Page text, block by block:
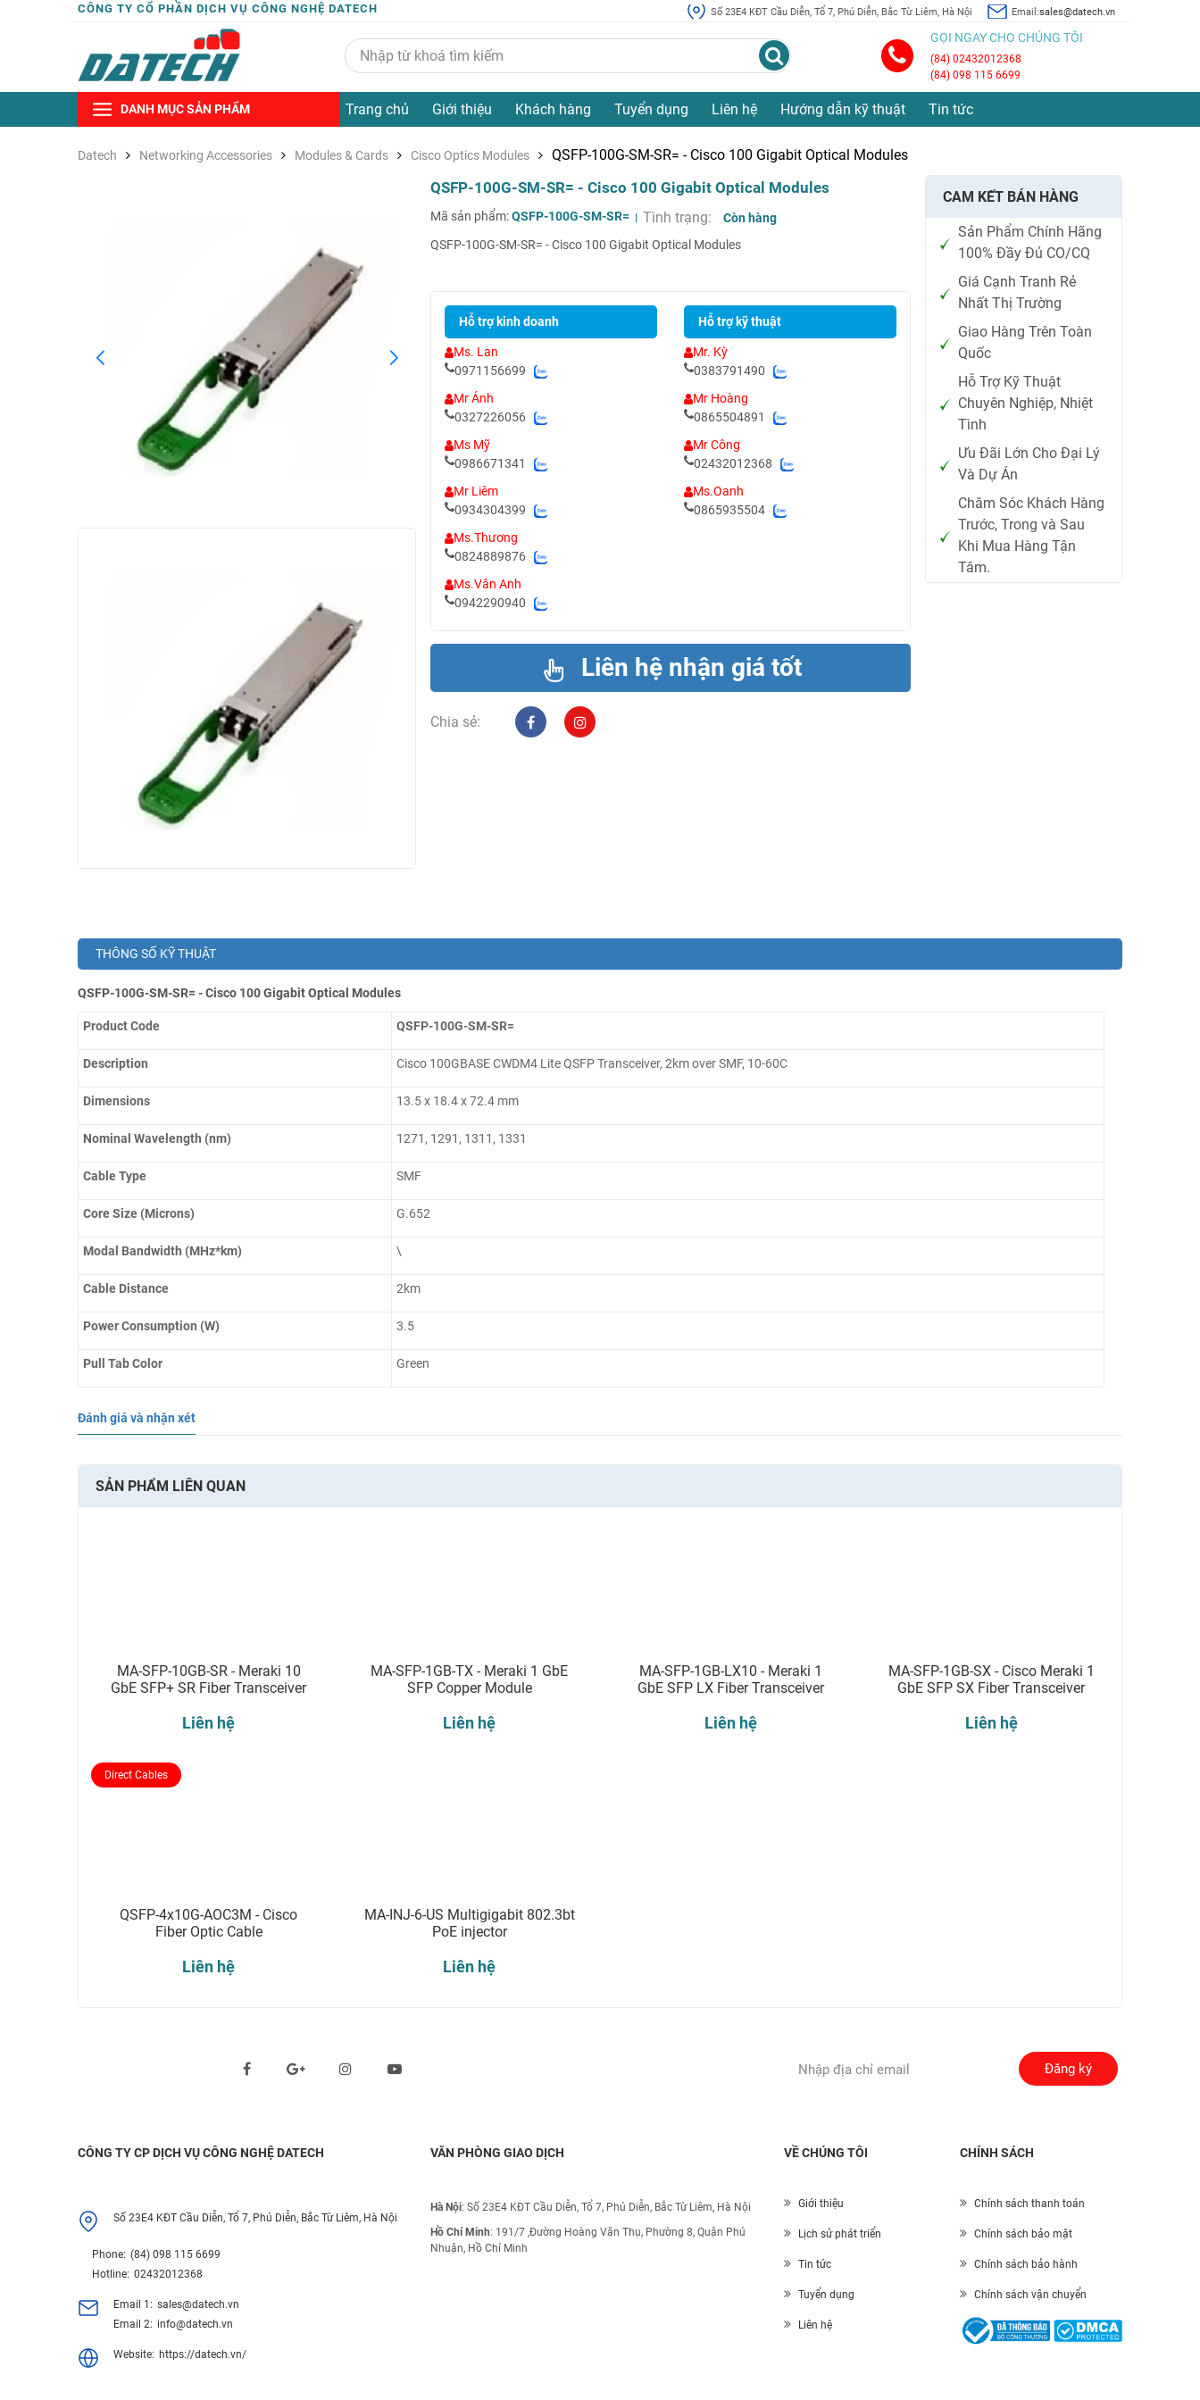
CÔNG TY CỔ PHẦN DỊCH VỤ CÔNG NGHỆ DATECH Số 23E4 KĐT Cầu Diễn, Tổ 7, Phú Diễn, Bắc Từ Liêm, Hà Nội Email:sales@datech.vn
GỌI NGAY CHO CHÚNG TÔI
(84) 02432012368
(84) 098 115 6699
DANH MỤC SẢN PHẨM Trang chủ Giới thiệu Khách hàng Tuyển dụng Liên hệ Hướng dẫn kỹ thuật Tin tức
Datech Networking Accessories Modules & Cards Cisco Optics Modules QSFP-100G-SM-SR= - Cisco 100 Gigabit Optical Modules
QSFP-100G-SM-SR= - Cisco 100 Gigabit Optical Modules
Mã sản phẩm:QSFP-100G-SM-SR= Tình trạng:
Còn hàng
QSFP-100G-SM-SR= - Cisco 100 Gigabit Optical Modules
Hỗ trợ kinh doanh
Ms. Lan
0971156699
Mr Ánh
0327226056
Ms Mỹ
0986671341
Mr Liêm
0934304399
Ms.Thương
0824889876
Ms.Vân Anh
0942290940
Hỗ trợ kỹ thuật
Mr. Kỳ
0383791490
Mr Hoàng
0865504891
Mr Công
02432012368
Ms.Oanh
0865935504
Liên hệ nhận giá tốt
Chia sẻ:
CAM KẾT BÁN HÀNG
Sản Phẩm Chính Hãng
100% Đầy Đủ CO/CQ
Giá Cạnh Tranh Rẻ
Nhất Thị Trường
Giao Hàng Trên Toàn
Quốc
Hỗ Trợ Kỹ Thuật
Chuyên Nghiệp, Nhiệt
Tình
Ưu Đãi Lớn Cho Đại Lý
Và Dự Án
Chăm Sóc Khách Hàng
Trước, Trong và Sau
Khi Mua Hàng Tận
Tâm.
THÔNG SỐ KỸ THUẬT
QSFP-100G-SM-SR= - Cisco 100 Gigabit Optical Modules
Product Code QSFP-100G-SM-SR=
Description Cisco 100GBASE CWDM4 Lite QSFP Transceiver, 2km over SMF, 10-60C
Dimensions 13.5 x 18.4 x 72.4 mm
Nominal Wavelength (nm) 1271, 1291, 1311, 1331
Cable Type SMF
Core Size (Microns) G.652
Modal Bandwidth (MHz*km) \
Cable Distance 2km
Power Consumption (W) 3.5
Pull Tab Color Green
Đánh giá và nhận xét
SẢN PHẨM LIÊN QUAN
MA-SFP-10GB-SR - Meraki 10
GbE SFP+ SR Fiber Transceiver
Liên hệ
MA-SFP-1GB-TX - Meraki 1 GbE
SFP Copper Module
Liên hệ
MA-SFP-1GB-LX10 - Meraki 1
GbE SFP LX Fiber Transceiver
Liên hệ
MA-SFP-1GB-SX - Cisco Meraki 1
GbE SFP SX Fiber Transceiver
Liên hệ
QSFP-4x10G-AOC3M - Cisco
Fiber Optic Cable
Liên hệ
Direct Cables
MA-INJ-6-US Multigigabit 802.3bt
PoE injector
Liên hệ
Đăng ký
CÔNG TY CP DỊCH VỤ CÔNG NGHỆ DATECH
Số 23E4 KĐT Cầu Diễn, Tổ 7, Phú Diễn, Bắc Từ Liêm, Hà Nội
Phone: (84) 098 115 6699
Hotline: 02432012368
Email 1: sales@datech.vn
Email 2: info@datech.vn
Website: https://datech.vn/
VĂN PHÒNG GIAO DỊCH
Hà Nội: Số 23E4 KĐT Cầu Diễn, Tổ 7, Phú Diễn, Bắc Từ Liêm, Hà Nội
Hồ Chí Minh: 191/7 ,Đường Hoàng Văn Thụ, Phường 8, Quận Phú
Nhuận, Hồ Chí Minh
VỀ CHÚNG TÔI
Giới thiệu
Lịch sử phát triển
Tin tức
Tuyển dụng
Liên hệ
CHÍNH SÁCH
Chính sách thanh toán
Chính sách bảo mật
Chính sách bảo hành
Chính sách vận chuyển